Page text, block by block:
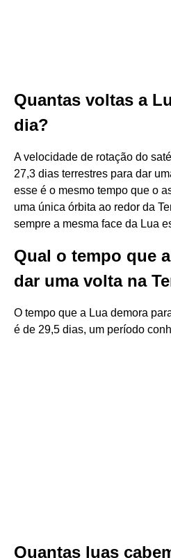
Quantas voltas a
dia?
A velocidade de rotação do
27,3 dias terrestres para dar
esse é o mesmo tempo que o
uma única órbita ao redor da
sempre a mesma face da Lua
Qual o tempo que
dar uma volta na
O tempo que a Lua demora
é de 29,5 dias, um período
Quantas luas